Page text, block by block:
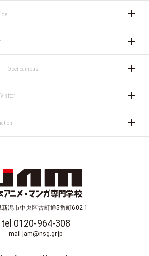
Opencampus
Visitor
潟市中央区古町通5番町602-1
tel 0120-964-308
mail jam@nsg.gr.jp